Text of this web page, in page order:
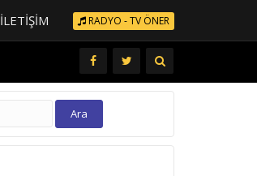
RADYO - TV ÖNER
İLETIŞIM